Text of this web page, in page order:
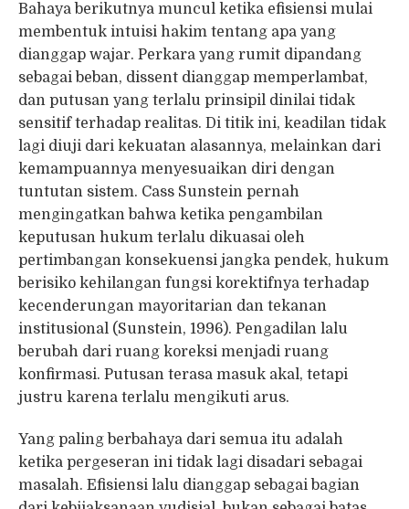
Bahaya berikutnya muncul ketika efisiensi mulai
membentuk intuisi hakim tentang apa yang
dianggap wajar. Perkara yang rumit dipandang
sebagai beban, dissent dianggap memperlambat,
dan putusan yang terlalu prinsipil dinilai tidak
sensitif terhadap realitas. Di titik ini, keadilan tidak
lagi diuji dari kekuatan alasannya, melainkan dari
kemampuannya menyesuaikan diri dengan
tuntutan sistem. Cass Sunstein pernah
mengingatkan bahwa ketika pengambilan
keputusan hukum terlalu dikuasai oleh
pertimbangan konsekuensi jangka pendek, hukum
berisiko kehilangan fungsi korektifnya terhadap
kecenderungan mayoritarian dan tekanan
institusional (Sunstein, 1996). Pengadilan lalu
berubah dari ruang koreksi menjadi ruang
konfirmasi. Putusan terasa masuk akal, tetapi
justru karena terlalu mengikuti arus.
Yang paling berbahaya dari semua itu adalah
ketika pergeseran ini tidak lagi disadari sebagai
masalah. Efisiensi lalu dianggap sebagai bagian